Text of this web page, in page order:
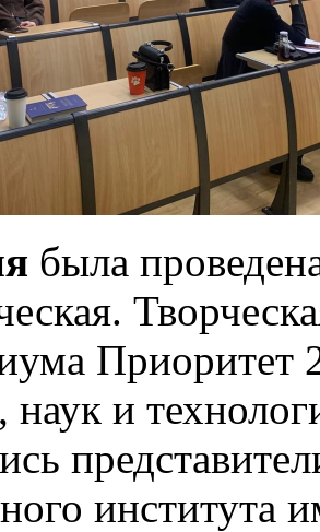
была
Приоритет
наук и